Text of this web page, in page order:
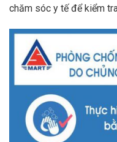
chăm sóc y tế để kiểm